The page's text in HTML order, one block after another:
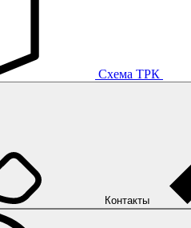
Схема ТРК
Контакты